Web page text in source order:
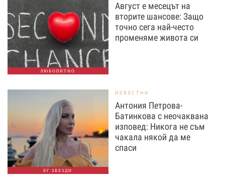
ЛЮБОПИТНО
Август е месецът на
вторите шансове: Защо
точно сега най-често
променяме живота си
БГ ЗВЕЗДИ
ИЗВЕСТНИ
Антония Петрова-
Батинкова с неочаквана
изповед: Никога не съм
чакала някой да ме
спаси